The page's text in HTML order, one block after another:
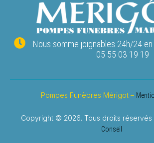
Nous somme joignables 24h/24
05 55 03 19 19
Pompes Funèbres Mérigot –
Copyright © 2026. Tous droits réservés
Conseil